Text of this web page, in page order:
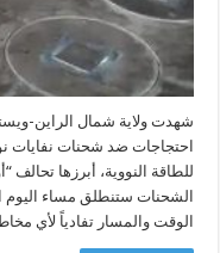
شهدت ولاية شمال الراين-
احتجاجات ضد شحنات نفايات
للطاقة النووية، أبرزها
الشحنات ستنطلق مساء اليوم
الوقت والمسار تفادياً لأي